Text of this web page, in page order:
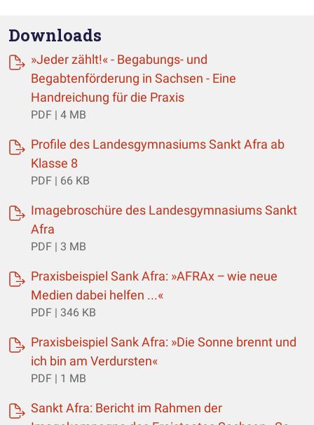
Downloads
»Jeder zählt!« - Begabungs- und
Begabtenförderung in Sachsen - Eine
Handreichung für die Praxis(öffnet einen neuen
PDF | 4 MB
Profile des Landesgymnasiums Sankt Afra ab
Klasse 8
PDF | 66 KB
Imagebroschüre des Landesgymnasiums Sankt
Afra
PDF | 3 MB
Praxisbeispiel Sank Afra: »AFRAx ‒ wie neue
Medien dabei helfen ...«(öffnet einen neuen Tab)
PDF | 346 KB
Praxisbeispiel Sank Afra: »Die Sonne brennt und
ich bin am Verdursten«(öffnet einen neuen Tab)
PDF | 1 MB
Sankt Afra: Bericht im Rahmen der